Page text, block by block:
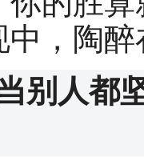
，陶
别人都